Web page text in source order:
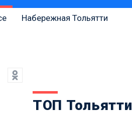
Набережная Тольятти
ТОП Тольятти